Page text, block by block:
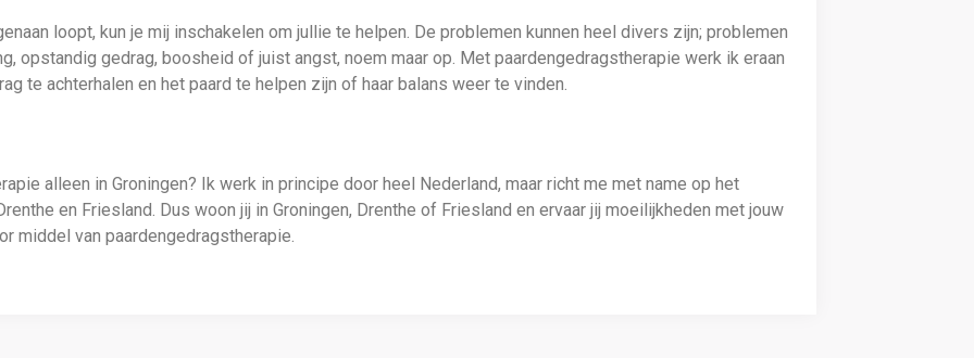
loopt, kun je mij inschakelen om jullie te helpen. De problemen kunnen heel divers zijn; problemen
opstandig gedrag, boosheid of juist angst, noem maar op. Met paardengedragstherapie werk ik eraan
te achterhalen en het paard te helpen zijn of haar balans weer te vinden.
alleen in Groningen? Ik werk in principe door heel Nederland, maar richt me met name op het
en Friesland. Dus woon jij in Groningen, Drenthe of Friesland en ervaar jij moeilijkheden met jouw
middel van paardengedragstherapie.